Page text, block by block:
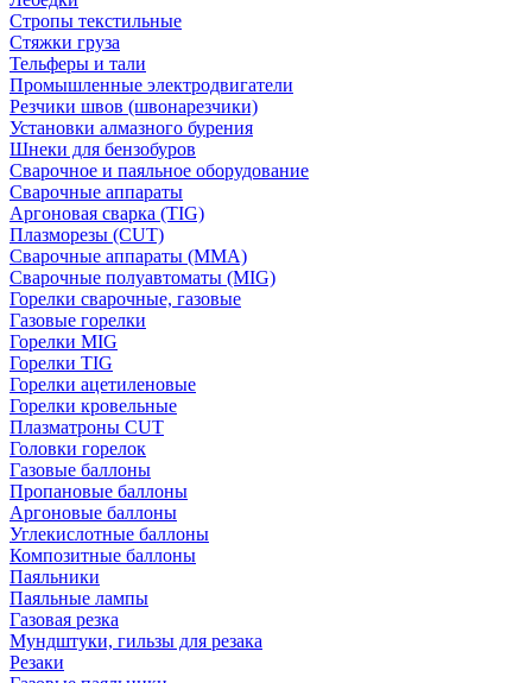
Стропы текстильные
Стяжки груза
Тельферы и тали
Промышленные электродвигатели
Резчики швов (швонарезчики)
Установки алмазного бурения
Шнеки для бензобуров
Сварочное и паяльное оборудование
Сварочные аппараты
Аргоновая сварка (TIG)
Плазморезы (CUT)
Сварочные аппараты (MMA)
Сварочные полуавтоматы (MIG)
Горелки сварочные, газовые
Газовые горелки
Горелки MIG
Горелки TIG
Горелки ацетиленовые
Горелки кровельные
Плазматроны CUT
Головки горелок
Газовые баллоны
Пропановые баллоны
Аргоновые баллоны
Углекислотные баллоны
Композитные баллоны
Паяльники
Паяльные лампы
Газовая резка
Мундштуки, гильзы для резака
Резаки